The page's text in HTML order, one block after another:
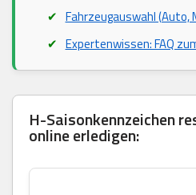
Fahrzeugauswahl (Auto,
Expertenwissen: FAQ
H-Saisonkennzeichen
online erledigen: